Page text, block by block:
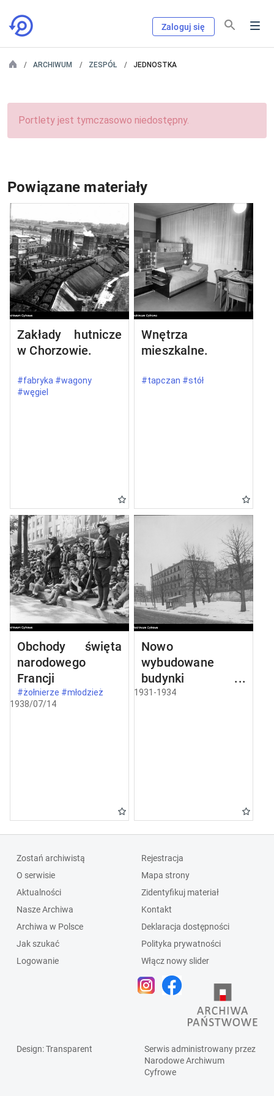
Zaloguj się
ARCHIWUM ZESPÓŁ JEDNOSTKA
Portlety jest tymczasowo niedostępny.
Powiązane materiały
Zakłady hutnicze
w Chorzowie.
#fabryka #wagony
#węgiel
Wnętrza
mieszkalne.
#tapczan #stół
Obchody święta
narodowego
Francji
#żołnierze #młodzież
1938/07/14
Nowo
wybudowane
budynki w
Częstochowie
1931-1934
Zostań archiwistą
O serwisie
Aktualności
Nasze Archiwa
Archiwa w Polsce
Jak szukać
Logowanie
Rejestracja
Mapa strony
Zidentyfikuj materiał
Kontakt
Deklaracja dostępności
Polityka prywatności
Włącz nowy slider
Design: Transparent
Serwis administrowany przez
Narodowe Archiwum
Cyfrowe